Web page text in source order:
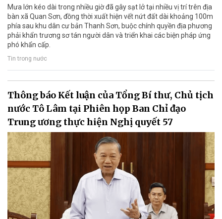
Mưa lớn kéo dài trong nhiều giờ đã gây sạt lở tại nhiều vị trí trên địa
bàn xã Quan Sơn, đồng thời xuất hiện vết nứt đất dài khoảng 100m
phía sau khu dân cư bản Thanh Sơn, buộc chính quyền địa phương
phải khẩn trương sơ tán người dân và triển khai các biện pháp ứng
phó khẩn cấp.
Tin trong nước
Thông báo Kết luận của Tổng Bí thư, Chủ tịch
nước Tô Lâm tại Phiên họp Ban Chỉ đạo
Trung ương thực hiện Nghị quyết 57